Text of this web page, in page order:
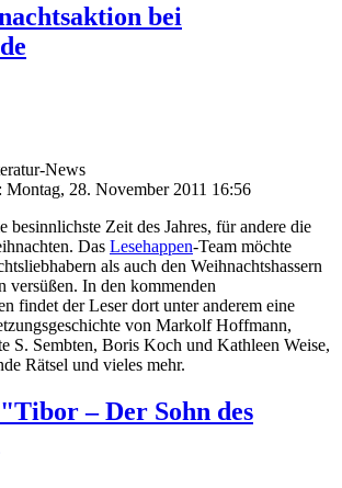
bei
News
Montag, 28. November 2011 16:56
besinnlichste Zeit des Jahres, für andere die
Das Lesehappen-Team möchte
als auch den Weihnachtshassern
versüßen. In den kommenden
findet der Leser dort unter anderem eine
von Markolf Hoffmann,
S. Sembten, Boris Koch und Kathleen Weise,
Rätsel und vieles mehr.
– Der Sohn des